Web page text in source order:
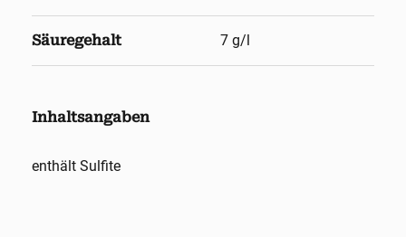
Säuregehalt 7 g/l
Inhaltsangaben
enthält Sulfite